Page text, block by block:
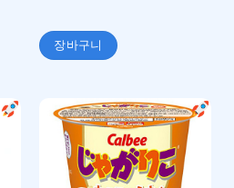
장바구니